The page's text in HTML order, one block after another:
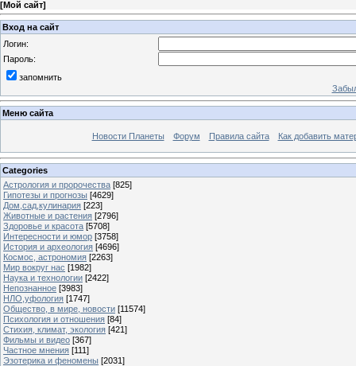
[Мой сайт]
Вход на сайт
Логин:
Пароль:
запомнить
Меню сайта
Новости Планеты Форум Правила сайта Как добавить
Categories
Астрология и пророчества [825]
Гипотезы и прогнозы [4629]
Дом,сад,кулинария [223]
Животные и растения [2796]
Здоровье и красота [5708]
Интересности и юмор [3758]
История и археология [4696]
Космос, астрономия [2263]
Мир вокруг нас [1982]
Наука и технологии [2422]
Непознанное [3983]
НЛО,уфология [1747]
Общество, в мире, новости [11574]
Психология и отношения [84]
Стихия, климат, экология [421]
Фильмы и видео [367]
Частное мнения [111]
Эзотерика и феномены [2031]